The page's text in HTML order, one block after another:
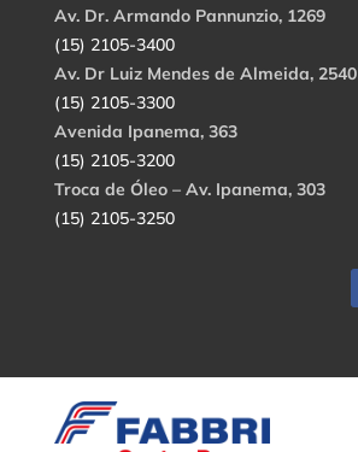
Av. Dr. Armando Pannunzio, 1269
(15) 2105-3400
Av. Dr Luiz Mendes de Almeida, 2540
(15) 2105-3300
Avenida Ipanema, 363
(15) 2105-3200
Troca de Óleo – Av. Ipanema, 303
(15) 2105-3250